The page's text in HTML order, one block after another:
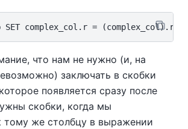
что нам не нужно (и, на
заключать в скобки
появляется сразу после
скобки, когда мы
тому же столбцу в выражении